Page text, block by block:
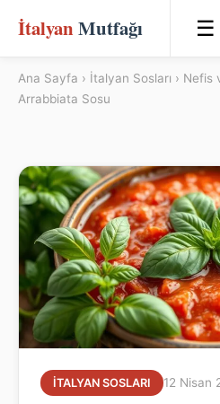
İtalyan Mutfağı ☰
Ana Sayfa › İtalyan Sosları › Nefis
Arrabbiata Sosu
İTALYAN SOSLARI 12 Nisan